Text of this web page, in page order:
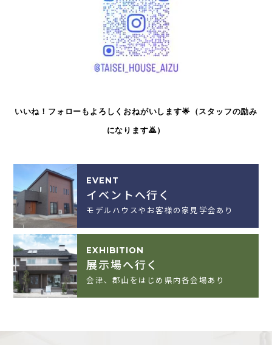
いいね！フォローもよろしくおねがいします🌟（スタッフの励み
になります🙇）
EVENT
イベントへ行く
モデルハウスやお客様の家見学会あり
EXHIBITION
展示場へ行く
会津、郡山をはじめ県内各会場あり